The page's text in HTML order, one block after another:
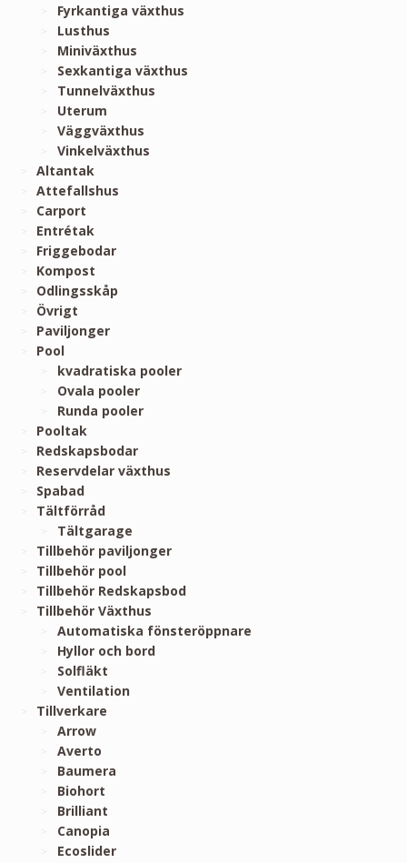
Fyrkantiga växthus
Lusthus
Miniväxthus
Sexkantiga växthus
Tunnelväxthus
Uterum
Väggväxthus
Vinkelväxthus
Altantak
Attefallshus
Carport
Entrétak
Friggebodar
Kompost
Odlingsskåp
Övrigt
Paviljonger
Pool
kvadratiska pooler
Ovala pooler
Runda pooler
Pooltak
Redskapsbodar
Reservdelar växthus
Spabad
Tältförråd
Tältgarage
Tillbehör paviljonger
Tillbehör pool
Tillbehör Redskapsbod
Tillbehör Växthus
Automatiska fönsteröppnare
Hyllor och bord
Solfläkt
Ventilation
Tillverkare
Arrow
Averto
Baumera
Biohort
Brilliant
Canopia
Ecoslider